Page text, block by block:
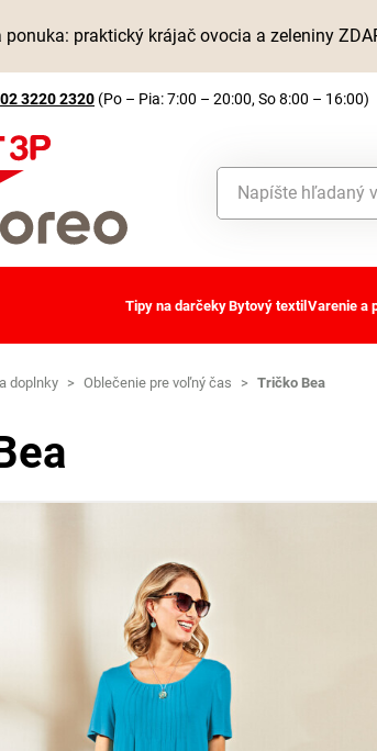
ponuka: praktický krájač ovocia a zeleniny
02 3220 2320 (Po – Pia: 7:00 – 20:00, So 8:00 – 16:00)
Tipy na darčekyBytový textil Varenie a
doplnky > Oblečenie pre voľný čas > Tričko Bea